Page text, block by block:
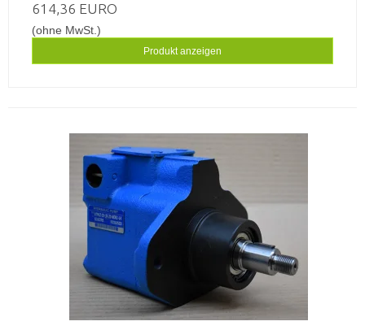
614,36 EURO
(ohne MwSt.)
Produkt anzeigen